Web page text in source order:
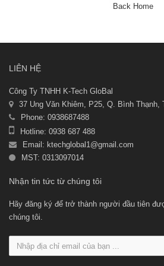
Back Home
LIÊN HỆ
Công Ty TNHH K-Tech GloBal
37 Ung Văn Khiêm, P25, Q. Bình Thạnh,
Phone: 0938687488
Hotline: 0938 687 488
Email: ktechglobal1@gmail.com
MST: 0313097014
Nhận tin tức từ chúng tôi
Hãy đăng ký để trở thành người đầu tiên
chúng tôi.